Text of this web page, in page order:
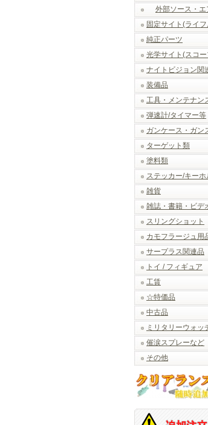
外部ソース・
固定サイト(ライ
純正パーツ
光学サイト(スコ
ナイトビジョン関
装備品
工具・メンテナン
弾速計/タイマー等
ガンケース・ガン
ターゲット類
塗料類
ステッカー/キー
雑貨
雑誌・書籍・ビデ
スリングショット
カモフラージュ用
サープラス関連品
トイ / フィギュア
工賃
☆特価品
中古品
ミリタリーウォッ
催涙スプレーなど
その他